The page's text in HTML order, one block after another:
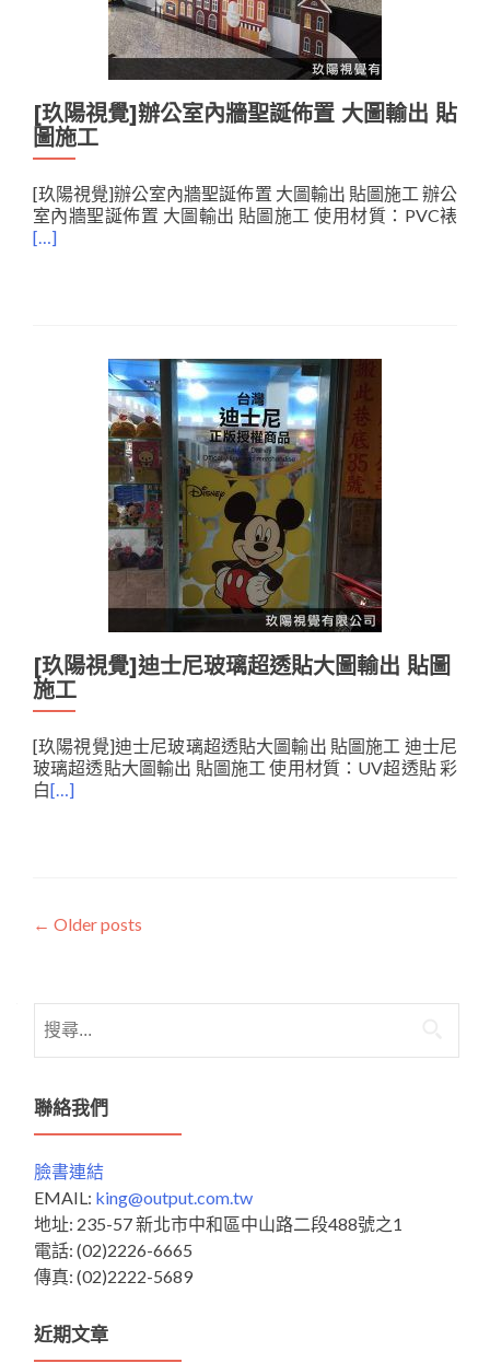
[玖陽視覺]辦公室內牆聖誕佈置 大圖輸出 貼
圖施工
[玖陽視覺]辦公室內牆聖誕佈置 大圖輸出 貼圖施工 辦公
室內牆聖誕佈置 大圖輸出 貼圖施工 使用材質：PVC裱
[…]
[玖陽視覺]迪士尼玻璃超透貼大圖輸出 貼圖
施工
[玖陽視覺]迪士尼玻璃超透貼大圖輸出 貼圖施工 迪士尼
玻璃超透貼大圖輸出 貼圖施工 使用材質：UV超透貼 彩
白[…]
Posts
← Older posts
尋
鍵
字:
聯絡我們
臉書連結
EMAIL: king@output.com.tw
地址: 235-57 新北市中和區中山路二段488號之1
電話: (02)2226-6665
傳真: (02)2222-5689
近期文章